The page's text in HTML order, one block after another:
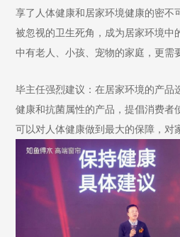
享了人体健康和居家环境健康的密不
被忽视的卫生死角，成为居家环境中
中有老人、小孩、宠物的家庭，更需
毕主任强烈建议：在居家环境的产品
健康和抗菌属性的产品，提倡消费者
可以对人体健康做到最大的保障，对